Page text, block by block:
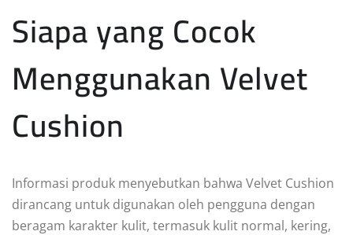
Siapa yang Cocok
Menggunakan Velvet
Cushion
Informasi produk menyebutkan bahwa Velvet Cushion
dirancang untuk digunakan oleh pengguna dengan
beragam karakter kulit, termasuk kulit normal, kering,